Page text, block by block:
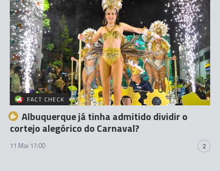
FACT CHECK
Albuquerque já tinha admitido dividir o
cortejo alegórico do Carnaval?
11 Mai 17:00 2